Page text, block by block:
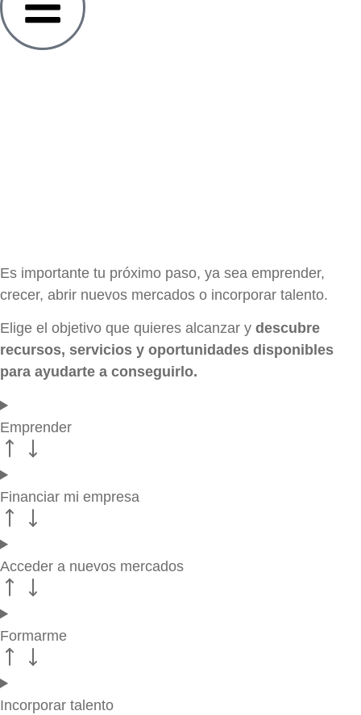
Es importante tu próximo paso, ya sea emprender,
crecer, abrir nuevos mercados o incorporar talento.
Elige el objetivo que quieres alcanzar y descubre
recursos, servicios y oportunidades disponibles
para ayudarte a conseguirlo.
Emprender
Financiar mi empresa
Acceder a nuevos mercados
Formarme
Incorporar talento